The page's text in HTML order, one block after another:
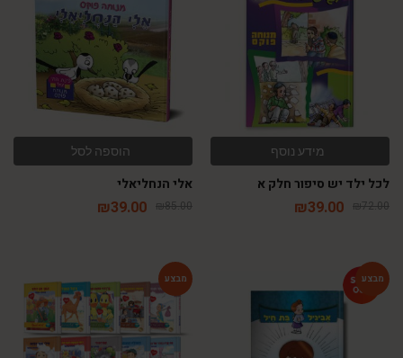
מידע נוסף
לכל ילד יש סיפור חלק א
₪72.00
₪39.00
הוספה לסל
אלי הנחליאלי
₪85.00
₪39.00